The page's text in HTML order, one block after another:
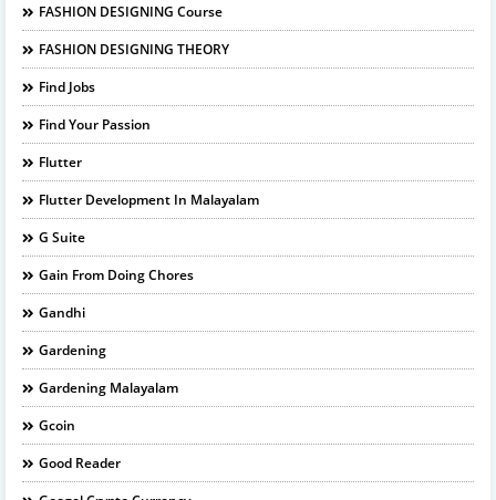
FASHION DESIGNING Course
FASHION DESIGNING THEORY
Find Jobs
Find Your Passion
Flutter
Flutter Development In Malayalam
G Suite
Gain From Doing Chores
Gandhi
Gardening
Gardening Malayalam
Gcoin
Good Reader